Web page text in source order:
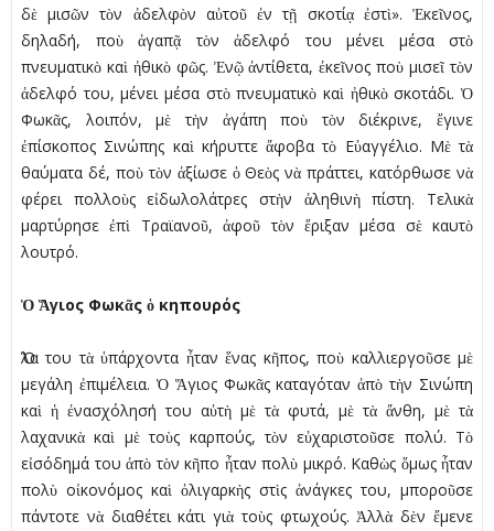
δὲ µισῶν τὸν ἀδελφὸν αὐτοῦ ἐν τῇ σκοτίᾳ ἐστὶ». Ἐκεῖνος,
δηλαδή, ποὺ ἀγαπᾷ τὸν ἀδελφό του µένει µέσα στὸ
πνευµατικὸ καὶ ἠθικὸ φῶς. Ἐνῷ ἀντίθετα, ἐκεῖνος ποὺ µισεῖ τὸν
ἀδελφό του, µένει µέσα στὸ πνευµατικὸ καὶ ἠθικὸ σκοτάδι. Ὁ
Φωκᾶς, λοιπόν, µὲ τὴν ἀγάπη ποὺ τὸν διέκρινε, ἔγινε
ἐπίσκοπος Σινώπης καὶ κήρυττε ἄφοβα τὸ Εὐαγγέλιο. Μὲ τὰ
θαύµατα δέ, ποὺ τὸν ἀξίωσε ὁ Θεὸς νὰ πράττει, κατόρθωσε νὰ
φέρει πολλοὺς εἰδωλολάτρες στὴν ἀληθινὴ πίστη. Τελικὰ
µαρτύρησε ἐπὶ Τραϊανοῦ, ἀφοῦ τὸν ἔριξαν µέσα σὲ καυτὸ
λουτρό.
Ὁ Ἅγιος Φωκᾶς ὁ κηπουρός
Ὅλα του τὰ ὑπάρχοντα ἦταν ἕνας κῆπος, ποὺ καλλιεργοῦσε µὲ
µεγάλη ἐπιµέλεια. Ὁ Ἅγιος Φωκᾶς καταγόταν ἀπὸ τὴν Σινώπη
καὶ ἡ ἐνασχόλησή του αὐτὴ µὲ τὰ φυτά, µὲ τὰ ἄνθη, µὲ τὰ
λαχανικὰ καὶ µὲ τοὺς καρπούς, τὸν εὐχαριστοῦσε πολύ. Τὸ
εἰσόδηµά του ἀπὸ τὸν κῆπο ἦταν πολὺ µικρό. Καθὼς ὅµως ἦταν
πολὺ οἰκονόµος καὶ ὀλιγαρκὴς στὶς ἀνάγκες του, µποροῦσε
πάντοτε νὰ διαθέτει κάτι γιὰ τοὺς φτωχούς. Ἀλλὰ δὲν ἔµενε